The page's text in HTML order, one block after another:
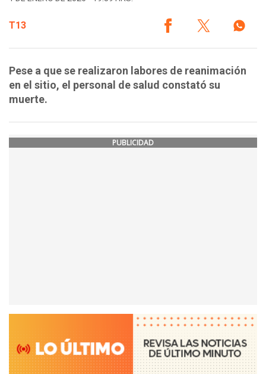
T13
Pese a que se realizaron labores de reanimación
en el sitio, el personal de salud constató su
muerte.
PUBLICIDAD